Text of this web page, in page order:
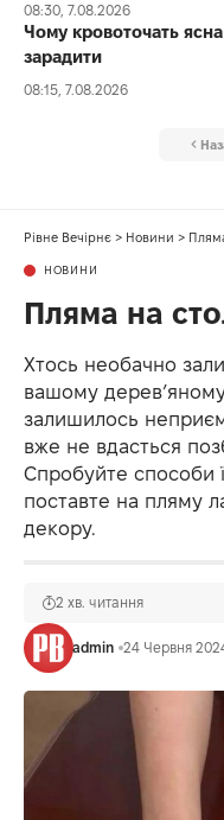
08:30, 7.08.2026
Чому кровоточать
зарадити
08:15, 7.08.2026
Рівне Вечірнє > Новини >
НОВИНИ
Пляма на
Хтось необачно
вашому
залишилось
вже не вдасться
Спробуйте способи
поставте на пляму
декору.
admin 24 Червня
2 хв. читання